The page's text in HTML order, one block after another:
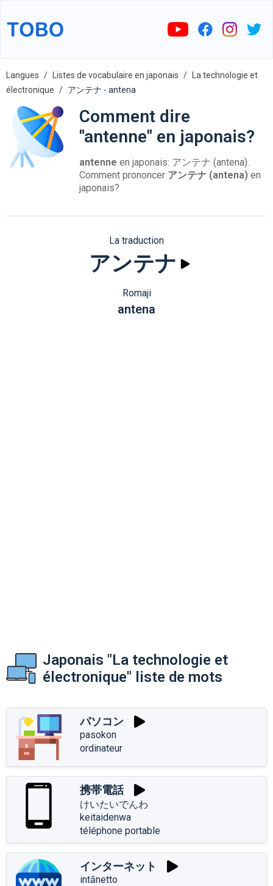
Langues Listes de vocabulaire en japonais
La technologie et
électronique
アンテナ - antena
Comment dire
"antenne" en japonais?
antenne en japonais: アンテナ (antena).
Comment prononcer アンテナ (antena) en
japonais?
La traduction
アンテナ
Romaji
antena
Japonais "La technologie et
électronique" liste de mots
パソコン
pasokon
ordinateur
携帯電話
けいたいでんわ
keitaidenwa
téléphone portable
インターネット
intānetto